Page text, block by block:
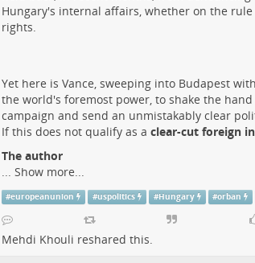
Hungary's internal affairs, whether on the
rights.
Yet here is Vance, sweeping into Budapest
the world's foremost power, to shake the
campaign and send an unmistakably clear
If this does not qualify as a clear-cut foreign
The author
Show more...
#europeanunion #uspolitics #Hungary #orban
Mehdi Khouli reshared this.